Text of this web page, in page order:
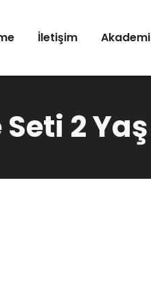
İletişim Akademi
2 Yaş